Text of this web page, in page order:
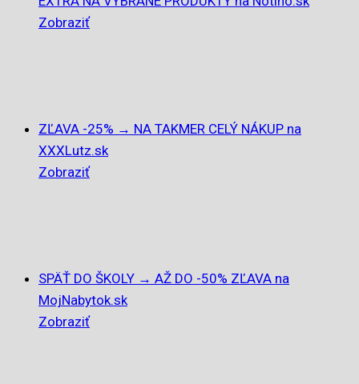
Zobraziť
ZĽAVA -25% → NA TAKMER CELÝ NÁKUP na
XXXLutz.sk
Zobraziť
SPÄŤ DO ŠKOLY → AŽ DO -50% ZĽAVA na
MojNabytok.sk
Zobraziť